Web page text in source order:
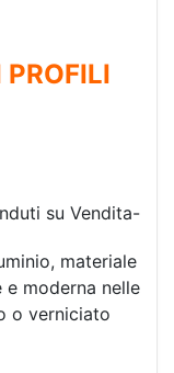
su Vendita-
materiale
e moderna nelle
o verniciato